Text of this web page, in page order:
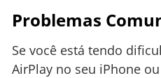
Problemas
Se você está tendo
AirPlay no seu iPhone